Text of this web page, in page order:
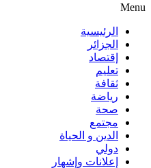
Menu
الرئيسية
الجزائر
إقتصاد
تعليم
ثقافة
رياضة
صحة
مجتمع
الدين و الحياة
دولي
إعلانات وإشهار